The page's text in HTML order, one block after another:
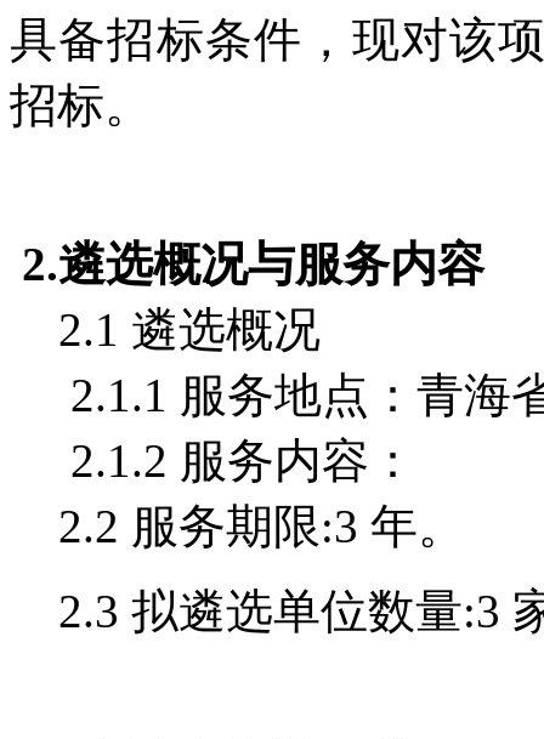
具备招标条件，现对该
招标。
2.遴选概况与服务内容
2.1 遴选概况
2.1.1 服务地点：青海
2.1.2 服务内容：
2.2 服务期限:3 年。
2.3 拟遴选单位数量:3